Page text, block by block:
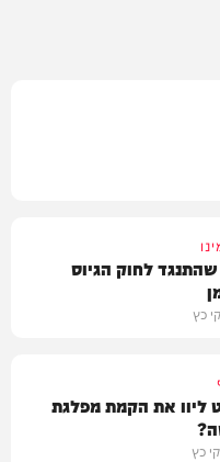
לחוק הגיוס
כץ
ליוו את הקמת מפלגת
כץ